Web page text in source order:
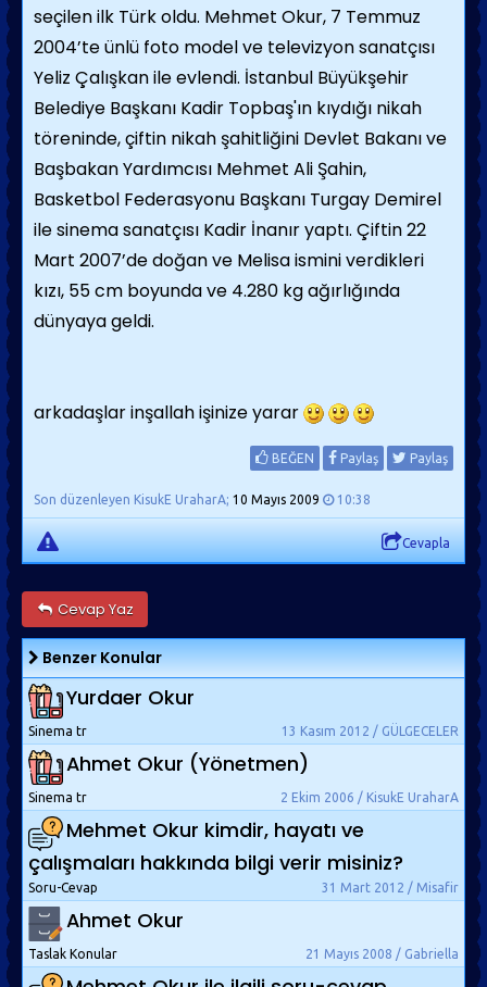
seçilen ilk Türk oldu. Mehmet Okur, 7 Temmuz
2004’te ünlü foto model ve televizyon sanatçısı
Yeliz Çalışkan ile evlendi. İstanbul Büyükşehir
Belediye Başkanı Kadir Topbaş'ın kıydığı nikah
töreninde, çiftin nikah şahitliğini Devlet Bakanı ve
Başbakan Yardımcısı Mehmet Ali Şahin,
Basketbol Federasyonu Başkanı Turgay Demirel
ile sinema sanatçısı Kadir İnanır yaptı. Çiftin 22
Mart 2007’de doğan ve Melisa ismini verdikleri
kızı, 55 cm boyunda ve 4.280 kg ağırlığında
dünyaya geldi.
arkadaşlar inşallah işinize yarar
BEĞEN Paylaş Paylaş
Son düzenleyen KisukE UraharA; 10 Mayıs 2009 10:38
Cevapla
Cevap Yaz
Benzer Konular
Yurdaer Okur
13 Kasım 2012 / GÜLGECELER
Sinema tr
Ahmet Okur (Yönetmen)
2 Ekim 2006 / KisukE UraharA
Sinema tr
Mehmet Okur kimdir, hayatı ve
çalışmaları hakkında bilgi verir misiniz?
31 Mart 2012 / Misafir
Soru-Cevap
Ahmet Okur
21 Mayıs 2008 / Gabriella
Taslak Konular